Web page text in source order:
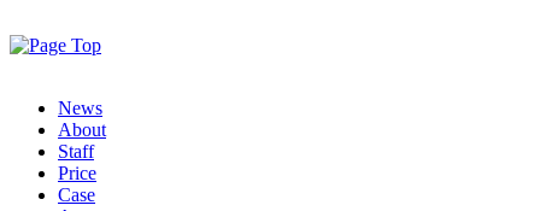
News
About
Staff
Price
Case